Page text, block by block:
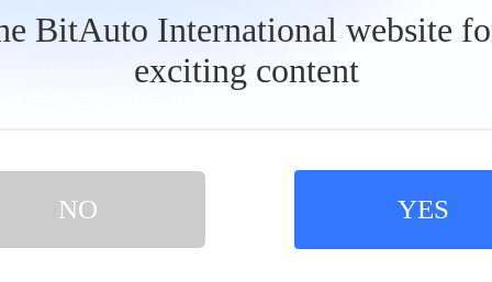
BitAuto International website
exciting content
NO YES
价1600元——连一套高档脚垫都买不到的价格
局。从现有信息推测，国产GLE可能将空气悬
问界M9自2023年12月上市以来，连续17
年1-9月累计销量达93102辆。更让人惊叹的